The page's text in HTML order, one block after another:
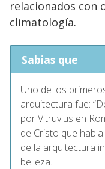
relacionados con
climatología.
Sabias que
Uno de los
arquitectura fue:
por Vitruvius en
de Cristo que
de la arquitectura
belleza.